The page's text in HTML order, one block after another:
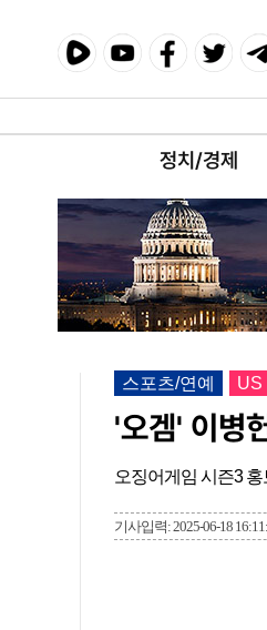
정치/경제
스포츠/연예 US
'오겜' 이병
오징어게임 시즌3
기사입력: 2025-06-18